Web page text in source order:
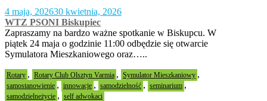
4 maja, 202630 kwietnia, 2026
WTZ PSONI Biskupiec
Zapraszamy na bardzo ważne spotkanie w Biskupcu. W
piątek 24 maja o godzinie 11:00 odbędzie się otwarcie
Symulatora Mieszkaniowego oraz…..
Rotary , Rotary Club Olsztyn Varmia , Symulator Mieszkaniowy ,
samostanowienie , innowacje , samodzielność , seminarium ,
samodzielneżycie , self adwokaci